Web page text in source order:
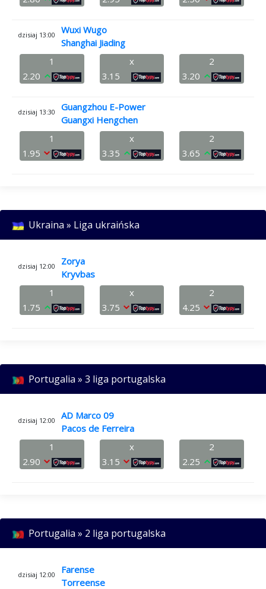
dzisiaj 13:00
Wuxi Wugo
Shanghai Jiading
1
2.20
x
3.15
2
3.20
dzisiaj 13:30
Guangzhou E-Power
Guangxi Hengchen
1
1.95
x
3.35
2
3.65
Ukraina » Liga ukraińska
dzisiaj 12:00
Zorya
Kryvbas
1
1.75
x
3.75
2
4.25
Portugalia » 3 liga portugalska
dzisiaj 12:00
AD Marco 09
Pacos de Ferreira
1
2.90
x
3.15
2
2.25
Portugalia » 2 liga portugalska
dzisiaj 12:00
Farense
Torreense